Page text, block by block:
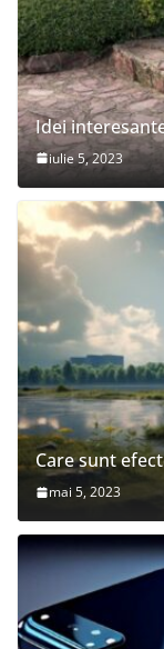
Idei
iulie 5, 2023
Care sunt
mai 5, 2023